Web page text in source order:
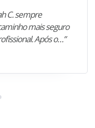
C. sempre
mais seguro
Após o…”